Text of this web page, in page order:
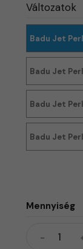
Változatok
Badu Jet
Badu Jet
Badu Jet
Badu Jet
Mennyiség